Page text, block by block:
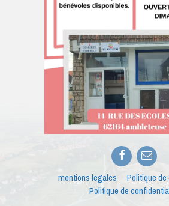
Facebook
E-
mail
mentions legales
Politique de
Politique de